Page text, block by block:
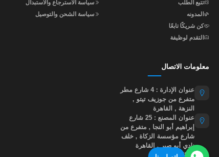
تتبع الطلب
المدونه
كن شريكًا تابعًا
التقدم لوظيفة
سياسة الاسترجاع والاستبدال
سياسة الشحن والتوصيل
معلومات الاتصال
عنوان الإدارة : 4 شارع مطر
متفرع من جوزيف تيتو ,
النزهة , القاهرة
عنوان المصنع : 25 شارع
إبراهيم أبو النجا , متفرع من
شارع مؤسسة الزكاة , خلف
نادي أبو صير , القاهرة
01015535855